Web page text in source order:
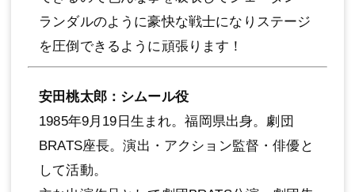
ランダルのように豪快な戦⼠になりステージ
を圧倒できるように頑張ります！
安⽥桃太郎：シムール役
1985年9⽉19⽇⽣まれ。福岡県出⾝。劇団
BRATS座⻑。演出・アクション監督・俳優と
して活動。